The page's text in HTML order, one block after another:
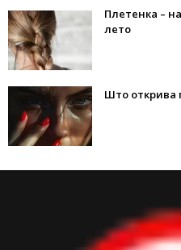
Плетенка –
лето
Што открива